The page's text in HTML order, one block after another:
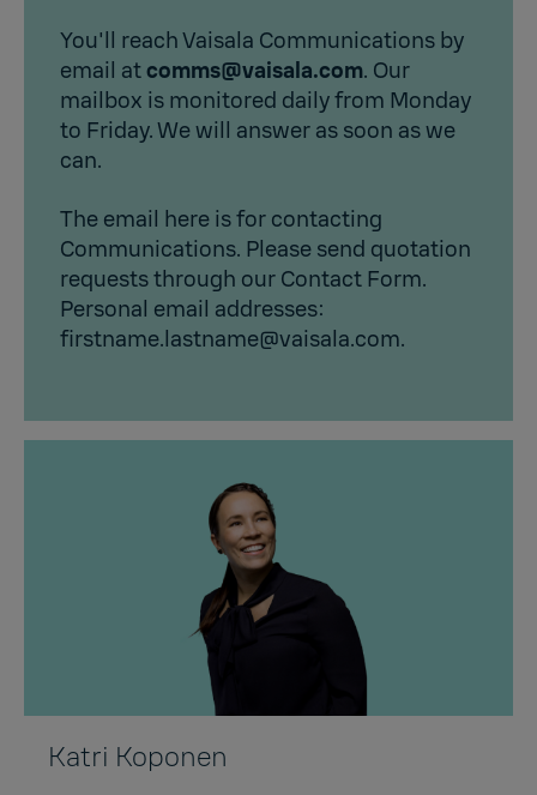
You'll reach Vaisala Communications by
email atcomms@vaisala.com. Our
mailbox is monitored daily from Monday
to Friday. We will answer as soon as we
can.
The email here is for contacting
Communications. Please send quotation
requests through our Contact Form.
Personal email addresses:
firstname.lastname@vaisala.com.
Katri Koponen